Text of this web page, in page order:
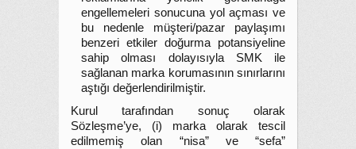
engellemeleri sonucuna yol açması ve
bu nedenle müşteri/pazar paylaşımı
benzeri etkiler doğurma potansiyeline
sahip olması dolayısıyla SMK ile
sağlanan marka korumasının sınırlarını
aştığı değerlendirilmiştir.
Kurul tarafından sonuç olarak
Sözleşme’ye, (i) marka olarak tescil
edilmemiş olan “nisa” ve “sefa”